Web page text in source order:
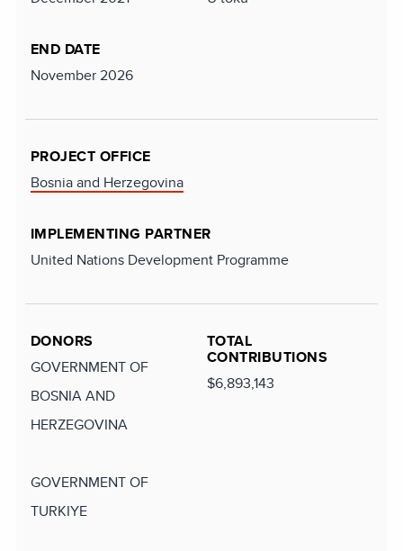
END DATE
November 2026
PROJECT OFFICE
Bosnia and Herzegovina
IMPLEMENTING PARTNER
United Nations Development Programme
DONORS
GOVERNMENT OF
BOSNIA AND
HERZEGOVINA
GOVERNMENT OF
TURKIYE
TOTAL
CONTRIBUTIONS
$6,893,143